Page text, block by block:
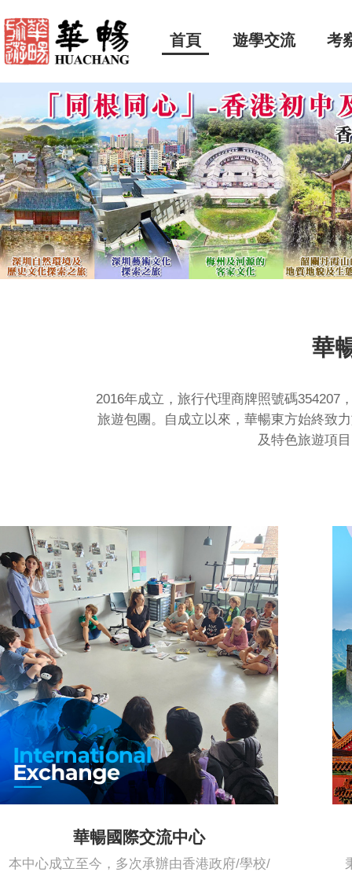
首頁 遊學交流 考
華
2016年成立，旅行代理商牌照號碼354207
旅遊包團。自成立以來，華暢東方始終致
及特色旅遊項
華暢國際交流中心
本中心成立至今，多次承辦由香港政府/學校/